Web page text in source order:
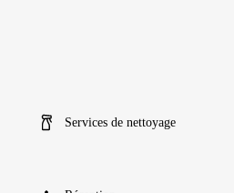
Services de nettoyage